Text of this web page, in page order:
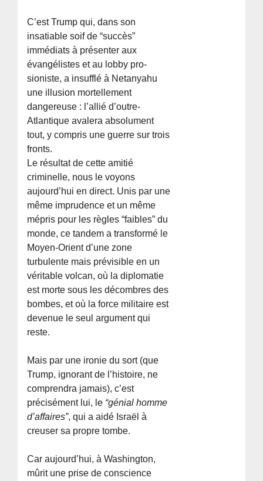
C’est Trump qui, dans son
insatiable soif de “succès”
immédiats à présenter aux
évangélistes et au lobby pro-
sioniste, a insufflé à Netanyahu
une illusion mortellement
dangereuse : l’allié d’outre-
Atlantique avalera absolument
tout, y compris une guerre sur trois
fronts.
Le résultat de cette amitié
criminelle, nous le voyons
aujourd’hui en direct. Unis par une
même imprudence et un même
mépris pour les règles “faibles” du
monde, ce tandem a transformé le
Moyen-Orient d’une zone
turbulente mais prévisible en un
véritable volcan, où la diplomatie
est morte sous les décombres des
bombes, et où la force militaire est
devenue le seul argument qui
reste.
Mais par une ironie du sort (que
Trump, ignorant de l’histoire, ne
comprendra jamais), c’est
précisément lui, le “génial homme
d’affaires”, qui a aidé Israël à
creuser sa propre tombe.
Car aujourd’hui, à Washington,
mûrit une prise de conscience